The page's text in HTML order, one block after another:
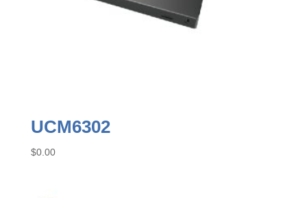
UCM6302
$0.00